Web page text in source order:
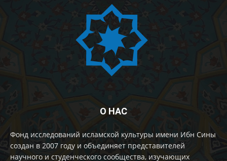
О НАС
Фонд исследований исламской культуры имени Ибн Сины
создан в 2007 году и объединяет представителей
научного и студенческого сообщества, изучающих